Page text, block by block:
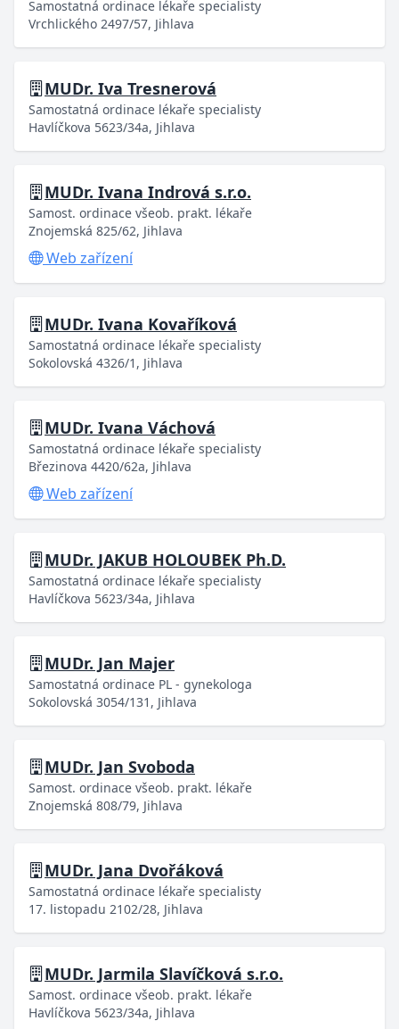
Samostatná ordinace lékaře specialisty
Vrchlického 2497/57, Jihlava
MUDr. Iva Tresnerová
Samostatná ordinace lékaře specialisty
Havlíčkova 5623/34a, Jihlava
MUDr. Ivana Indrová s.r.o.
Samost. ordinace všeob. prakt. lékaře
Znojemská 825/62, Jihlava
Web zařízení
MUDr. Ivana Kovaříková
Samostatná ordinace lékaře specialisty
Sokolovská 4326/1, Jihlava
MUDr. Ivana Váchová
Samostatná ordinace lékaře specialisty
Březinova 4420/62a, Jihlava
Web zařízení
MUDr. JAKUB HOLOUBEK Ph.D.
Samostatná ordinace lékaře specialisty
Havlíčkova 5623/34a, Jihlava
MUDr. Jan Majer
Samostatná ordinace PL - gynekologa
Sokolovská 3054/131, Jihlava
MUDr. Jan Svoboda
Samost. ordinace všeob. prakt. lékaře
Znojemská 808/79, Jihlava
MUDr. Jana Dvořáková
Samostatná ordinace lékaře specialisty
17. listopadu 2102/28, Jihlava
MUDr. Jarmila Slavíčková s.r.o.
Samost. ordinace všeob. prakt. lékaře
Havlíčkova 5623/34a, Jihlava